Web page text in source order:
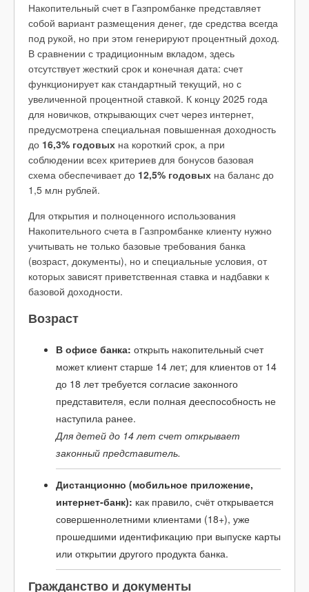
Накопительный счет в Газпромбанке представляет
собой вариант размещения денег, где средства всегда
под рукой, но при этом генерируют процентный доход.
В сравнении с традиционным вкладом, здесь
отсутствует жесткий срок и конечная дата: счет
функционирует как стандартный текущий, но с
увеличенной процентной ставкой. К концу 2025 года
для новичков, открывающих счет через интернет,
предусмотрена специальная повышенная доходность
до 16,3% годовых на короткий срок, а при
соблюдении всех критериев для бонусов базовая
схема обеспечивает до 12,5% годовых на баланс до
1,5 млн рублей.
Для открытия и полноценного использования
Накопительного счета в Газпромбанке клиенту нужно
учитывать не только базовые требования банка
(возраст, документы), но и специальные условия, от
которых зависят приветственная ставка и надбавки к
базовой доходности.
Возраст
В офисе банка: открыть накопительный счет
может клиент старше 14 лет; для клиентов от 14
до 18 лет требуется согласие законного
представителя, если полная дееспособность не
наступила ранее.
Для детей до 14 лет счет открывает
законный представитель.
Дистанционно (мобильное приложение,
интернет-банк): как правило, счёт открывается
совершеннолетними клиентами (18+), уже
прошедшими идентификацию при выпуске карты
или открытии другого продукта банка.
Гражданство и документы